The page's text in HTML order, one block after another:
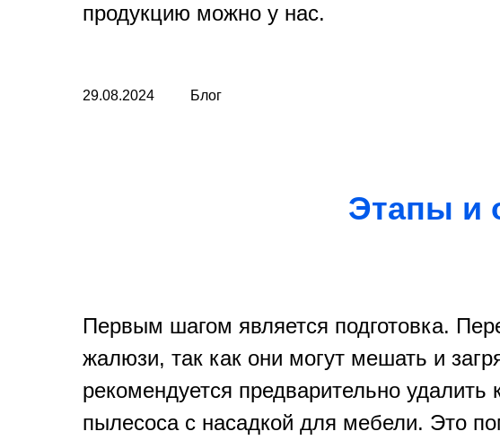
продукцию можно у нас.
29.08.2024 Блог
Этапы и
Первым шагом является подготовка.
жалюзи, так как они могут мешать и
рекомендуется предварительно
пылесоса с насадкой для мебели. Это